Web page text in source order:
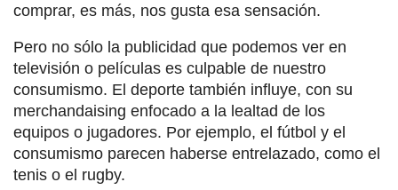
comprar, es más, nos gusta esa sensación.
Pero no sólo la publicidad que podemos ver en
televisión o películas es culpable de nuestro
consumismo. El deporte también influye, con su
merchandaising enfocado a la lealtad de los
equipos o jugadores. Por ejemplo, el fútbol y el
consumismo parecen haberse entrelazado, como el
tenis o el rugby.